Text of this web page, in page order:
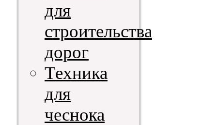
для
строительства
дорог
Техника
для
чеснока